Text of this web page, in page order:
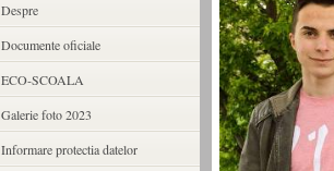
Despre
Documente oficiale
ECO-SCOALA
Galerie foto 2023
Informare protectia datelor